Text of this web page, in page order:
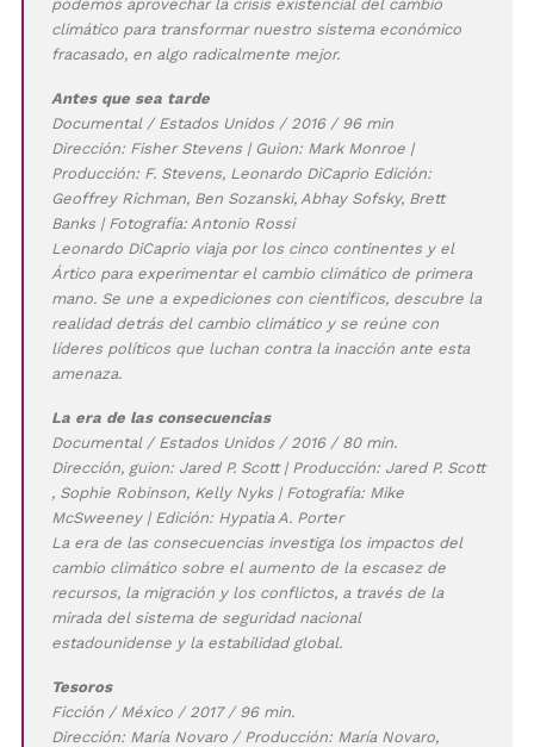
podemos aprovechar la crisis existencial del cambio
climático para transformar nuestro sistema económico
fracasado, en algo radicalmente mejor.
Antes que sea tarde
Documental / Estados Unidos / 2016 / 96 min
Dirección: Fisher Stevens | Guion: Mark Monroe |
Producción: F. Stevens, Leonardo DiCaprio Edición:
Geoffrey Richman, Ben Sozanski, Abhay Sofsky, Brett
Banks | Fotografía: Antonio Rossi
Leonardo DiCaprio viaja por los cinco continentes y el
Ártico para experimentar el cambio climático de primera
mano. Se une a expediciones con científicos, descubre la
realidad detrás del cambio climático y se reúne con
líderes políticos que luchan contra la inacción ante esta
amenaza.
La era de las consecuencias
Documental / Estados Unidos / 2016 / 80 min.
Dirección, guion: Jared P. Scott | Producción: Jared P. Scott
, Sophie Robinson, Kelly Nyks | Fotografía: Mike
McSweeney | Edición: Hypatia A. Porter
La era de las consecuencias investiga los impactos del
cambio climático sobre el aumento de la escasez de
recursos, la migración y los conflictos, a través de la
mirada del sistema de seguridad nacional
estadounidense y la estabilidad global.
Tesoros
Ficción / México / 2017 / 96 min.
Dirección: María Novaro / Producción: María Novaro,